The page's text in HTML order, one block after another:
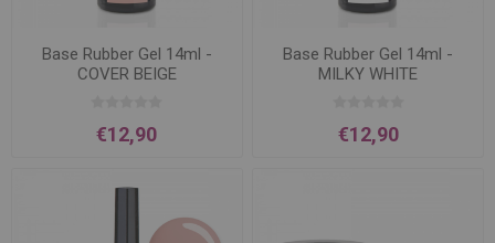
Base Rubber Gel 14ml -
COVER BEIGE
€12,90
Base Rubber Gel 14ml -
MILKY WHITE
€12,90